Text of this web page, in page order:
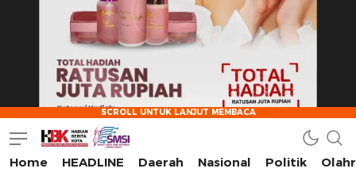
HarianBeritaKota
Mengabarkan Setiap Detil, Sudut, dan Cerita Kota
Home HEADLINE Daerah Nasional Politik